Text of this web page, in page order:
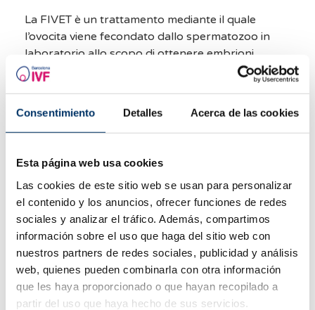
Consentimiento Detalles Acerca de las cookies
Esta página web usa cookies
Las cookies de este sitio web se usan para personalizar
el contenido y los anuncios, ofrecer funciones de redes
sociales y analizar el tráfico. Además, compartimos
información sobre el uso que haga del sitio web con
nuestros partners de redes sociales, publicidad y análisis
web, quienes pueden combinarla con otra información
que les haya proporcionado o que hayan recopilado a
partir del uso que haya hecho de sus servicios.
La FIVET è un trattamento mediante il quale
l’ovocita viene fecondato dallo spermatozoo in
laboratorio allo scopo di ottenere embrioni
migliori da trasferire in utero.
altri trattamenti per la fertilità, oppure in caso di
endometriosi, lesioni o assenza delle tube di
Falloppio o gravi problemi di qualità dello sperma.
Donazione di ovociti
La clínica Barcelona IVF offre alle proprie e ai
propri pazienti trattamenti di fecondazione in
vitro che comprendono la ricezione di ovociti di
donatrice, garantendo in ogni momento i migliori